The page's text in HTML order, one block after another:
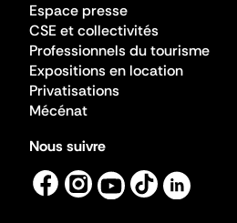
Espace presse
CSE et collectivités
Professionnels du tourisme
Expositions en location
Privatisations
Mécénat
Nous suivre